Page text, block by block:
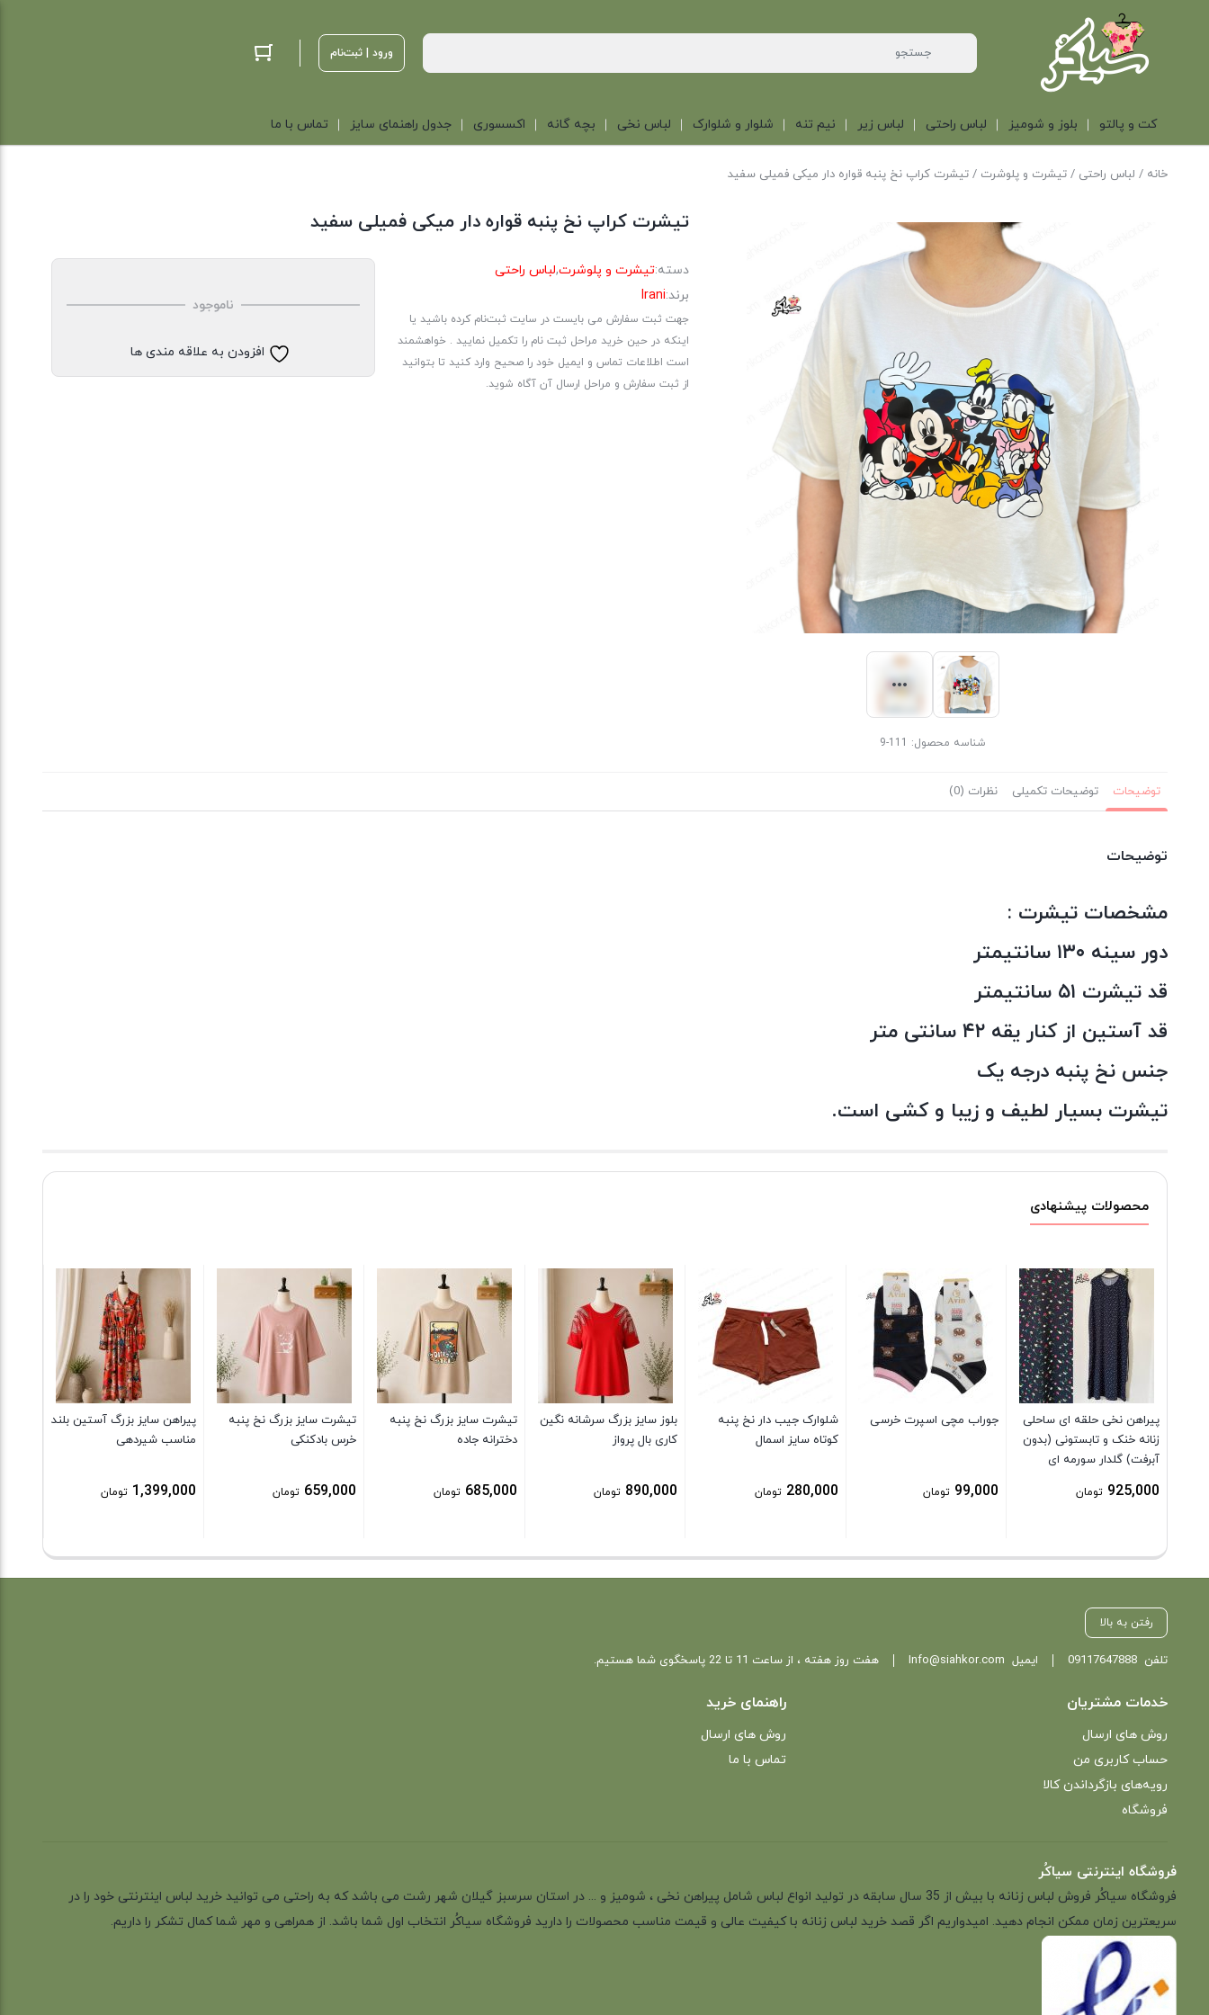
ورود | ثبت‌نام
کت و پالتو بلوز و شومیز لباس راحتی لباس زیر نیم تنه شلوار و شلوارک لباس نخی بچه گانه اکسسوری جدول راهنمای سایز تماس با ما
خانه / لباس راحتی /تیشرت و پلوشرت / تیشرت کراپ نخ پنبه قواره دار میکی فمیلی سفید
شناسه محصول: 111-9
تیشرت کراپ نخ پنبه قواره دار میکی فمیلی سفید
دسته:تیشرت و پلوشرت,لباس راحتی
برند:Irani
جهت ثبت سفارش می بایست در سایت ثبت‌نام کرده باشید یا
اینکه در حین خرید مراحل ثبت نام را تکمیل نمایید . خواهشمند
است اطلاعات تماس و ایمیل خود را صحیح وارد کنید تا بتوانید
از ثبت سفارش و مراحل ارسال آن آگاه شوید.
ناموجود
افزودن به علاقه مندی ها
توضیحات توضیحات تکمیلی نظرات (0)
توضیحات
مشخصات تیشرت :
دور سینه ۱۳۰ سانتیمتر
قد تیشرت ۵۱ سانتیمتر
قد آستین از کنار یقه ۴۲ سانتی متر
جنس نخ پنبه درجه یک
تیشرت بسیار لطیف و زیبا و کشی است.
محصولات پیشنهادی
پیراهن نخی حلقه ای ساحلی
زنانه خنک و تابستونی (بدون
آبرفت) گلدار سورمه ای
925,000 تومان
جوراب مچی اسپرت خرسی
99,000 تومان
شلوارک جیب دار نخ پنبه
کوتاه سایز اسمال
280,000 تومان
بلوز سایز بزرگ سرشانه نگین
کاری بال پرواز
890,000 تومان
تیشرت سایز بزرگ نخ پنبه
دخترانه جاده
685,000 تومان
تیشرت سایز بزرگ نخ پنبه
خرس بادکنکی
659,000 تومان
پیراهن سایز بزرگ آستین بلند
مناسب شیردهی
1,399,000 تومان
رفتن به بالا
تلفن09117647888 ایمیل Info@siahkor.com هفت روز هفته ، از ساعت 11 تا 22 پاسخگوی شما هستیم.
خدمات مشتریان
روش های ارسال
حساب کاربری من
رویه‌های بازگرداندن کالا
فروشگاه
راهنمای خرید
روش های ارسال
تماس با ما
فروشگاه اینترنتی سیاکُر
فروشگاه سیاکُر فروش لباس زنانه با بیش از 35 سال سابقه در تولید انواع لباس شامل پیراهن نخی ، شومیز و ... در استان سرسبز گیلان شهر رشت می باشد که به راحتی می توانید خرید لباس اینترنتی خود را در
سریعترین زمان ممکن انجام دهید. امیدواریم اگر قصد خرید لباس زنانه با کیفیت عالی و قیمت مناسب محصولات را دارید فروشگاه سیاکُر انتخاب اول شما باشد. از همراهی و مهر شما کمال تشکر را داریم.